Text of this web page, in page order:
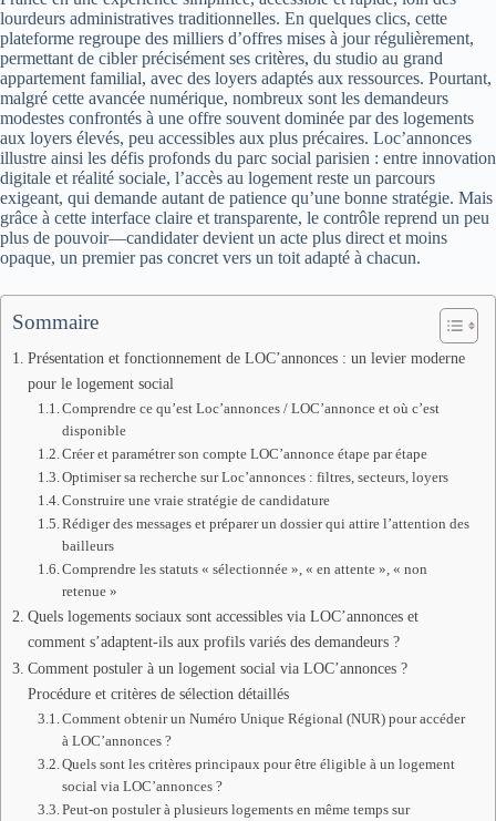
lourdeurs administratives traditionnelles. En quelques clics, cette
plateforme regroupe des milliers d’offres mises à jour régulièrement,
permettant de cibler précisément ses critères, du studio au grand
appartement familial, avec des loyers adaptés aux ressources. Pourtant,
malgré cette avancée numérique, nombreux sont les demandeurs
modestes confrontés à une offre souvent dominée par des logements
aux loyers élevés, peu accessibles aux plus précaires. Loc’annonces
illustre ainsi les défis profonds du parc social parisien : entre innovation
digitale et réalité sociale, l’accès au logement reste un parcours
exigeant, qui demande autant de patience qu’une bonne stratégie. Mais
grâce à cette interface claire et transparente, le contrôle reprend un peu
plus de pouvoir—candidater devient un acte plus direct et moins
opaque, un premier pas concret vers un toit adapté à chacun.
Sommaire
Présentation et fonctionnement de LOC’annonces : un levier moderne
pour le logement social
Comprendre ce qu’est Loc’annonces / LOC’annonce et où c’est
disponible
Créer et paramétrer son compte LOC’annonce étape par étape
Optimiser sa recherche sur Loc’annonces : filtres, secteurs, loyers
Construire une vraie stratégie de candidature
Rédiger des messages et préparer un dossier qui attire l’attention des
bailleurs
Comprendre les statuts « sélectionnée », « en attente », « non
retenue »
Quels logements sociaux sont accessibles via LOC’annonces et
comment s’adaptent-ils aux profils variés des demandeurs ?
Comment postuler à un logement social via LOC’annonces ?
Procédure et critères de sélection détaillés
Comment obtenir un Numéro Unique Régional (NUR) pour accéder
à LOC’annonces ?
Quels sont les critères principaux pour être éligible à un logement
social via LOC’annonces ?
Peut-on postuler à plusieurs logements en même temps sur